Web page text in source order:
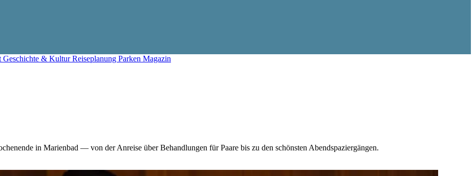
Geschichte & KulturReiseplanung Parken Magazin
in Marienbad — von der Anreise über Behandlungen für Paare bis zu den schönsten Abendspaziergängen.